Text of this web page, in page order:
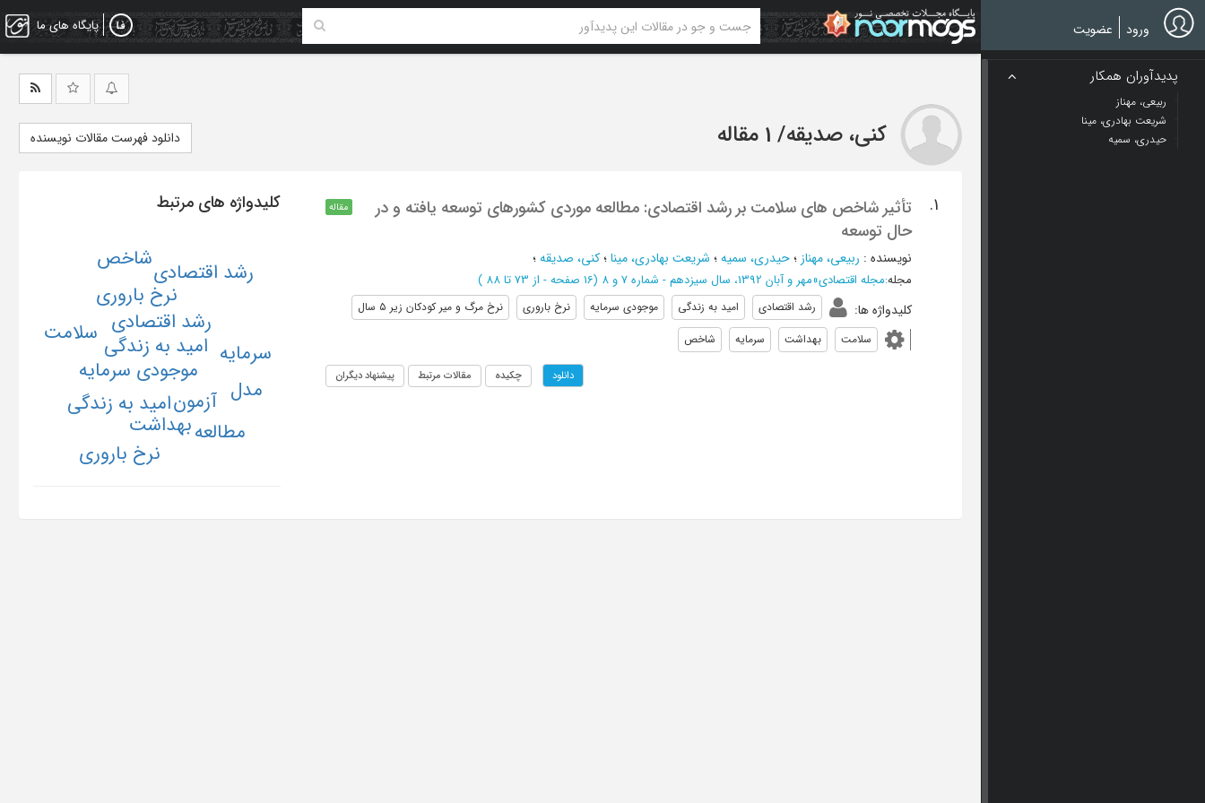
Skip
to
main
پایگاه های ما ورود عضویت
پدیدآوران همکار
ربیعی، مهناز
شریعت بهادری، مینا
حیدری، سمیه
کنی، صدیقه/ 1 مقاله دانلود فهرست مقالات نویسنده
1.
تأثیر شاخص های سلامت بر رشد اقتصادی: مطالعه موردی کشورهای توسعه یافته و در
حال توسعه
مقاله
نویسنده : ربیعی، مهناز ؛حیدری، سمیه؛ شریعت بهادری، مینا؛کنی، صدیقه؛
مجله:مجله اقتصادی»مهر و آبان 1392، سال سیزدهم - شماره 7 و 8 (‎16 صفحه - از 73 تا 88 )
کلیدواژه ها: رشد اقتصادی امید به زندگی موجودی سرمایه نرخ باروری
نرخ مرگ و میر کودکان زیر ٥ سال
سلامت
بهداشت سرمایه شاخص
دانلود چکیده مقالات مرتبط پیشنهاد دیگران
کلیدواژه های مرتبط
امید به زندگی
رشد اقتصادی
موجودی سرمایه
نرخ باروری
آزمونامید به زندگی
بهداشت
رشد اقتصادی
سرمایه
سلامت
شاخص
مدل
مطالعه
نرخ باروری